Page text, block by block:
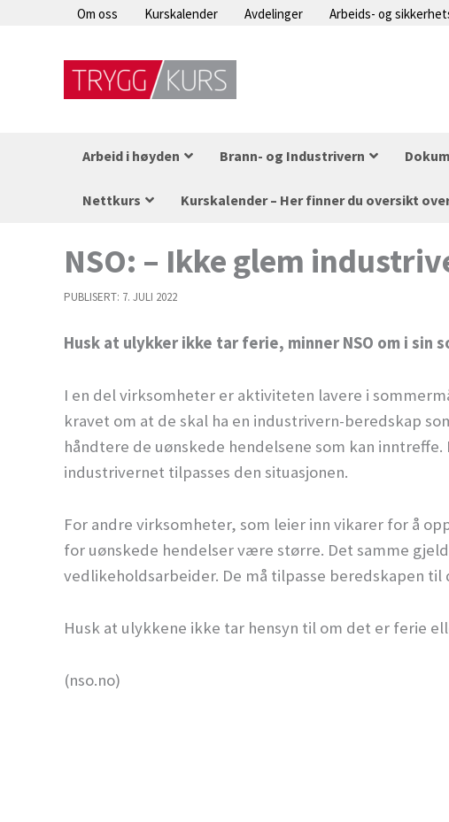
Om oss Kurskalender Avdelinger Arbeids- og
Arbeid i høyden Brann- og Industrivern
Nettkurs Kurskalender – Her finner du oversikt
NSO: – Ikke glem
PUBLISERT: 7. JULI 2022
Husk at ulykker ikke tar ferie, minner NSO om i sin
I en del virksomheter er aktiviteten lavere i
kravet om at de skal ha en industrivern-beredskap
håndtere de uønskede hendelsene som kan
industrivernet tilpasses den situasjonen.
For andre virksomheter, som leier inn vikarer for å
for uønskede hendelser være større. Det samme
vedlikeholdsarbeider. De må tilpasse beredskapen til
Husk at ulykkene ikke tar hensyn til om det er ferie
(nso.no)